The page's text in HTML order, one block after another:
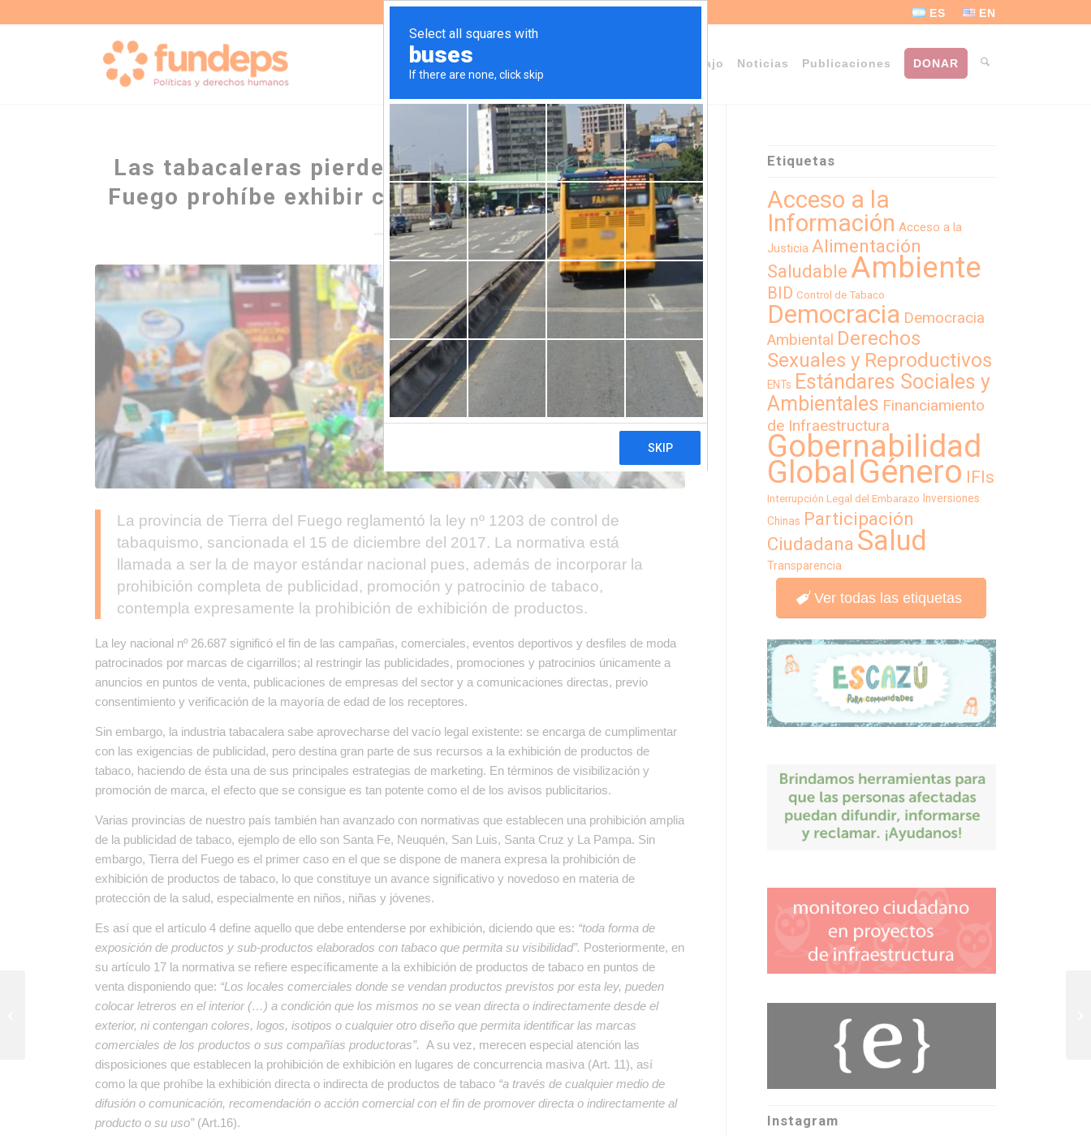
ES EN
Sobre Fundeps Áreas de trabajo Noticias Publicaciones DONAR
Las tabacaleras pierden una batalla: Tierra del
Fuego prohíbe exhibir cigarrillos en los kioscos
La provincia de Tierra del Fuego reglamentó la ley nº 1203 de control de
tabaquismo, sancionada el 15 de diciembre del 2017. La normativa está
llamada a ser la de mayor estándar nacional pues, además de incorporar la
prohibición completa de publicidad, promoción y patrocinio de tabaco,
contempla expresamente la prohibición de exhibición de productos.
La ley nacional nº 26.687 significó el fin de las campañas, comerciales, eventos deportivos y desfiles de moda
patrocinados por marcas de cigarrillos; al restringir las publicidades, promociones y patrocinios únicamente a
anuncios en puntos de venta, publicaciones de empresas del sector y a comunicaciones directas, previo
consentimiento y verificación de la mayoría de edad de los receptores.
Sin embargo, la industria tabacalera sabe aprovecharse del vacío legal existente: se encarga de cumplimentar
con las exigencias de publicidad, pero destina gran parte de sus recursos a la exhibición de productos de
tabaco, haciendo de ésta una de sus principales estrategias de marketing. En términos de visibilización y
promoción de marca, el efecto que se consigue es tan potente como el de los avisos publicitarios.
Varias provincias de nuestro país también han avanzado con normativas que establecen una prohibición amplia
de la publicidad de tabaco, ejemplo de ello son Santa Fe, Neuquén, San Luis, Santa Cruz y La Pampa. Sin
embargo, Tierra del Fuego es el primer caso en el que se dispone de manera expresa la prohibición de
exhibición de productos de tabaco, lo que constituye un avance significativo y novedoso en materia de
protección de la salud, especialmente en niños, niñas y jóvenes.
Es así que el artículo 4 define aquello que debe entenderse por exhibición, diciendo que es: “toda forma de
exposición de productos y sub-productos elaborados con tabaco que permita su visibilidad”. Posteriormente, en
su artículo 17 la normativa se refiere específicamente a la exhibición de productos de tabaco en puntos de
venta disponiendo que: “Los locales comerciales donde se vendan productos previstos por esta ley, pueden
colocar letreros en el interior (…) a condición que los mismos no se vean directa o indirectamente desde el
exterior, ni contengan colores, logos, isotipos o cualquier otro diseño que permita identificar las marcas
comerciales de los productos o sus compañías productoras”. A su vez, merecen especial atención las
disposiciones que establecen la prohibición de exhibición en lugares de concurrencia masiva (Art. 11), así
como la que prohíbe la exhibición directa o indirecta de productos de tabaco “a través de cualquier medio de
difusión o comunicación, recomendación o acción comercial con el fin de promover directa o indirectamente al
producto o su uso”(Art.16).
Etiquetas
Acceso a la
Información Acceso a la
Justicia Alimentación
Saludable Ambiente
BID Control de Tabaco
Democracia Democracia
Ambiental Derechos
Sexuales y Reproductivos
ENTs Estándares Sociales y
Ambientales Financiamiento
de Infraestructura
Gobernabilidad
GlobalGénero IFIs
Interrupción Legal del Embarazo Inversiones
Chinas Participación
Ciudadana Salud
Transparencia
Ver todas las etiquetas
Instagram
emergencia ambiental